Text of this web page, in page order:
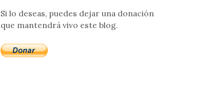
Si lo deseas, puedes dejar una donación
que mantendrá vivo este blog.